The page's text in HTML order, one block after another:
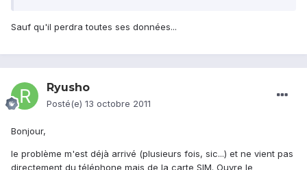
Sauf qu'il perdra toutes ses données...
Ryusho
Posté(e) 13 octobre 2011
Bonjour,
le problème m'est déjà arrivé (plusieurs fois, sic...) et ne vient pas
directement du téléphone mais de la carte SIM. Ouvre le